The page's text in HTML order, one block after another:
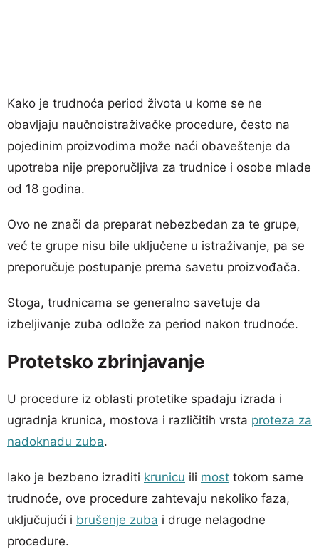
Kako je trudnoća period života u kome se ne
obavljaju naučnoistraživačke procedure, često na
pojedinim proizvodima može naći obaveštenje da
upotreba nije preporučljiva za trudnice i osobe mlađe
od 18 godina.
Ovo ne znači da preparat nebezbedan za te grupe,
već te grupe nisu bile uključene u istraživanje, pa se
preporučuje postupanje prema savetu proizvođača.
Stoga, trudnicama se generalno savetuje da
izbeljivanje zuba odlože za period nakon trudnoće.
Protetsko zbrinjavanje
U procedure iz oblasti protetike spadaju izrada i
ugradnja krunica, mostova i različitih vrsta proteza za
nadoknadu zuba.
Iako je bezbeno izraditi krunicu ili most tokom same
trudnoće, ove procedure zahtevaju nekoliko faza,
uključujući i brušenje zuba i druge nelagodne
procedure.